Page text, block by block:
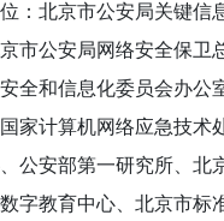
：北京市公安局关键信
市公安局网络安全保卫
全和信息化委员会办公
家计算机网络应急技术
公安部第一研究所、北
字教育中心、北京市标